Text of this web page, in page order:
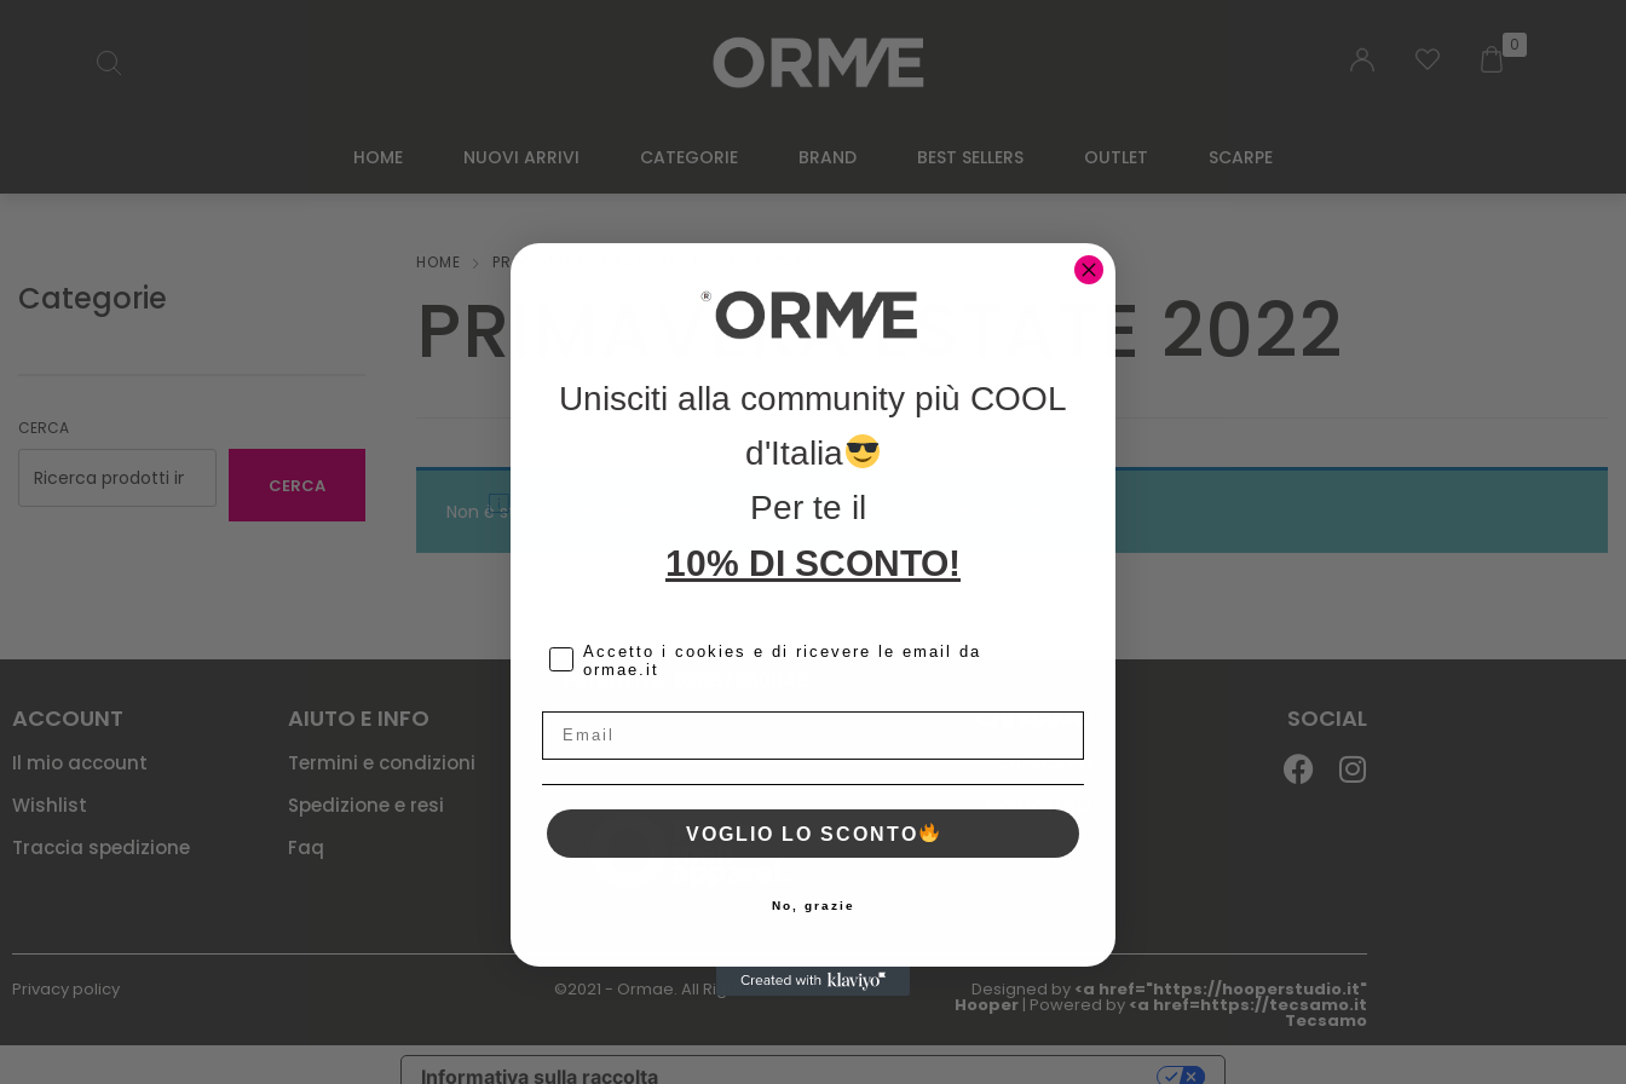
0
HOME NUOVI ARRIVI CATEGORIE BRAND BEST SELLERS OUTLET SCARPE
Categorie
CERCA
CERCA
HOME PRODOTTI TAGGATI “PRIMAVERA ESTATE 2022”
PRIMAVERA ESTATE 2022
Non è stato trovato nessun prodotto che corrisponde alla tua selezione.
ACCOUNT
Il mio account
Wishlist
Traccia spedizione
AIUTO E INFO
Termini e condizioni
Spedizione e resi
Faq
Partita Iva: 02887260848
CHI SIAMO
Chi siamo
Contattaci
SOCIAL
Privacy policy ©2021 - Ormae. All Right Reserved. Designed by <a href="https://hooperstudio.it"
Hooper | Powered by<a href=https://tecsamo.it
Tecsamo
Informativa sulla raccolta
Unisciti alla community più COOL
d'Italia
Per te il
10% DI SCONTO!
cc
Accetto i cookies e di ricevere le email da
ormae.it
VOGLIO LO SCONTO
No, grazie